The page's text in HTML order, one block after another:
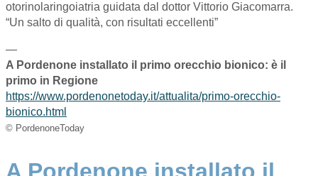
otorinolaringoiatria guidata dal dottor Vittorio Giacomarra.
“Un salto di qualità, con risultati eccellenti”
—
A Pordenone installato il primo orecchio bionico: è il
primo in Regione
https://www.pordenonetoday.it/attualita/primo-orecchio-
bionico.html
© PordenoneToday